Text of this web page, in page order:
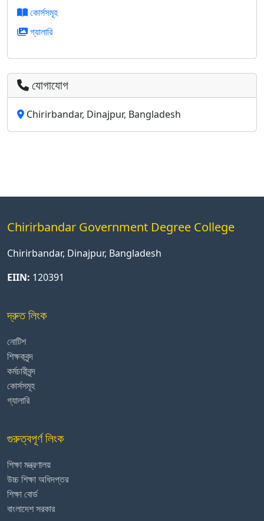
কোর্সসমূহ
গ্যালারি
যোগাযোগ
Chirirbandar, Dinajpur, Bangladesh
Chirirbandar Government Degree College
Chirirbandar, Dinajpur, Bangladesh
EIIN: 120391
দ্রুত লিংক
নোটিশ
শিক্ষকবৃন্দ
কর্মচারীবৃন্দ
কোর্সসমূহ
গ্যালারি
গুরুত্বপূর্ণ লিংক
শিক্ষা মন্ত্রণালয়
উচ্চ শিক্ষা অধিদপ্তর
শিক্ষা বোর্ড
বাংলাদেশ সরকার